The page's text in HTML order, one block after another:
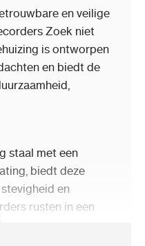
poedercoating
x 115 mm
die niet groter
: 400 x 250 x 80 mm
en veilige
Zoek niet
is ontworpen
en biedt de
staal met een
biedt deze
en
rusten in een
is als jouw